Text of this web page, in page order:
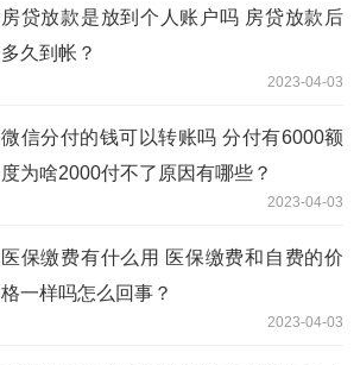
房贷放款是放到个人账户吗 房贷放款后
多久到帐？
2023-04-03
微信分付的钱可以转账吗 分付有6000额
度为啥2000付不了原因有哪些？
2023-04-03
医保缴费有什么用 医保缴费和自费的价
格一样吗怎么回事？
2023-04-03